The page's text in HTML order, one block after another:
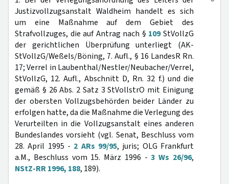
Justizvollzugsanstalt Waldheim handelt es sich
um eine Maßnahme auf dem Gebiet des
Strafvollzuges, die auf Antrag nach § 109StVollzG
der gerichtlichen Überprüfung unterliegt (AK-
StVollzG/Weßels/Böning, 7. Aufl., § 16 LandesR Rn.
17; Verrel in Laubenthal/Nestler/Neubacher/Verrel,
StVollzG, 12. Aufl., Abschnitt D, Rn. 32 f.) und die
gemäß § 26 Abs. 2 Satz 3 StVollstrO mit Einigung
der obersten Vollzugsbehörden beider Länder zu
erfolgen hatte, da die Maßnahme die Verlegung des
Verurteilten in die Vollzugsanstalt eines anderen
Bundeslandes vorsieht (vgl. Senat, Beschluss vom
28. April 1995 - 2 ARs 99/95, juris; OLG Frankfurt
a.M., Beschluss vom 15. März 1996 -3 Ws 26/96,
NStZ-RR 1996, 188, 189).